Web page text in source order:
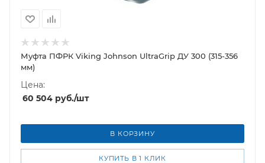
Муфта ПФРК Viking Johnson UltraGrip ДУ 300 (315-356
мм)
Цена:
60 504 руб./шт
В КОРЗИНУ
КУПИТЬ В 1 КЛИК